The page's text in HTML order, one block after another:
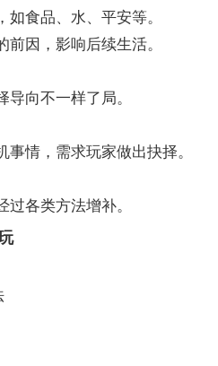
食品、水、平安等。
因，影响后续生活。
向不一样了局。
情，需求玩家做出抉择。
各类方法增补。